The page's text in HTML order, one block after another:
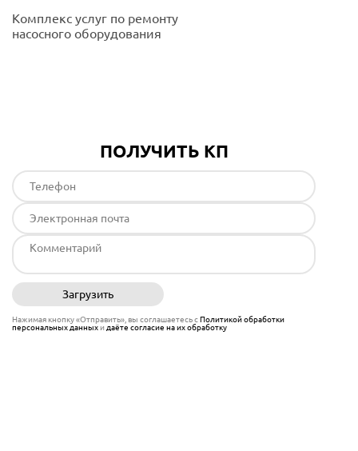
Комплекс услуг по ремонту
насосного оборудования
ПОЛУЧИТЬ КП
Загрузить
Нажимая кнопку «Отправить», вы соглашаетесь сПолитикой обработки
персональных данныхи даёте согласие на их обработку